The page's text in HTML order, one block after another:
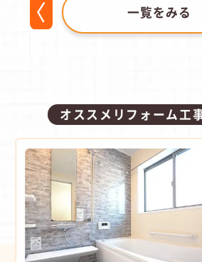
一覧をみる
オススメリフォーム工